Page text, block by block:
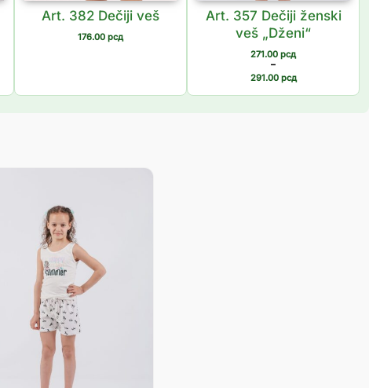
Art. 382 Dečiji veš
176.00 рсд
Art. 357 Dečiji ženski
veš „Dženi“
271.00 рсд
–
291.00 рсд
Распон